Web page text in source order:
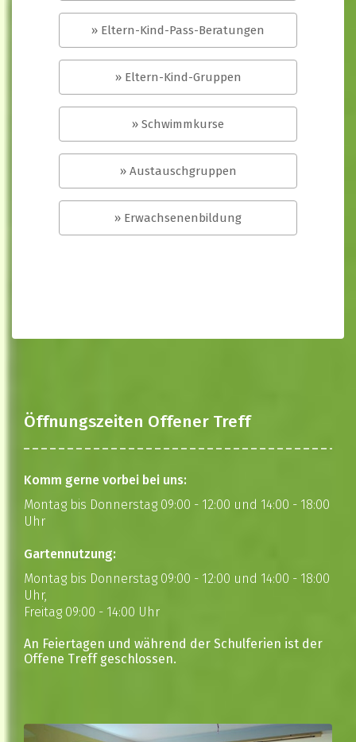
» Eltern-Kind-Pass-Beratungen
» Eltern-Kind-Gruppen
» Schwimmkurse
» Austauschgruppen
» Erwachsenenbildung
Öffnungszeiten Offener Treff
Komm gerne vorbei bei uns:
Montag bis Donnerstag 09:00 - 12:00 und 14:00 - 18:00
Uhr
Gartennutzung:
Montag bis Donnerstag 09:00 - 12:00 und 14:00 - 18:00
Uhr,
Freitag 09:00 - 14:00 Uhr
An Feiertagen und während der Schulferien ist der
Offene Treff geschlossen.